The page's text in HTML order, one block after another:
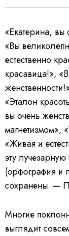
«Екатерина, вы
«Вы
естественно
красавица!»,
«Эталон
вы очень
магнетизмом»,
«Живая и
эту
(орфография и
сохранены. —
Многие
выглядит